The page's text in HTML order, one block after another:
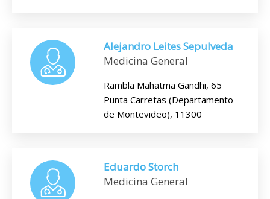
Alejandro Leites Sepulveda
Medicina General
Rambla Mahatma Gandhi, 65
Punta Carretas (Departamento
de Montevideo), 11300
Eduardo Storch
Medicina General